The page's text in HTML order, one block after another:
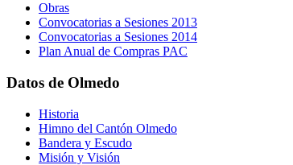
Obras
Convocatorias a Sesiones 2013
Convocatorias a Sesiones 2014
Plan Anual de Compras PAC
Datos de Olmedo
Historia
Himno del Cantón Olmedo
Bandera y Escudo
Misión y Visión